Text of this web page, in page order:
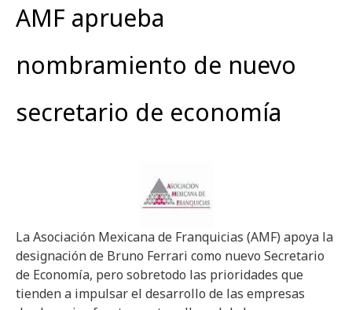
AMF aprueba
nombramiento de nuevo
secretario de economía
La Asociación Mexicana de Franquicias (AMF) apoya la
designación de Bruno Ferrari como nuevo Secretario
de Economía, pero sobretodo las prioridades que
tienden a impulsar el desarrollo de las empresas